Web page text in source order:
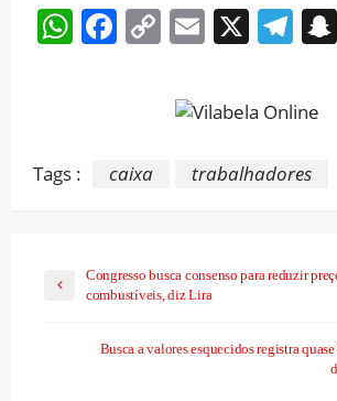
WhatsApp
Facebook
CopyEmail
X
Tags : caixa trabalhadores
Congresso busca consenso para reduzir
combustíveis, diz Lira
Busca a valores esquecidos registra